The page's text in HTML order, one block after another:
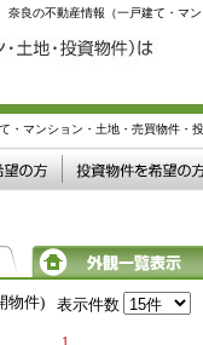
良の不動産情報（一戸建て・マ
マンション・土地・売買物件・
物件) 表示件数